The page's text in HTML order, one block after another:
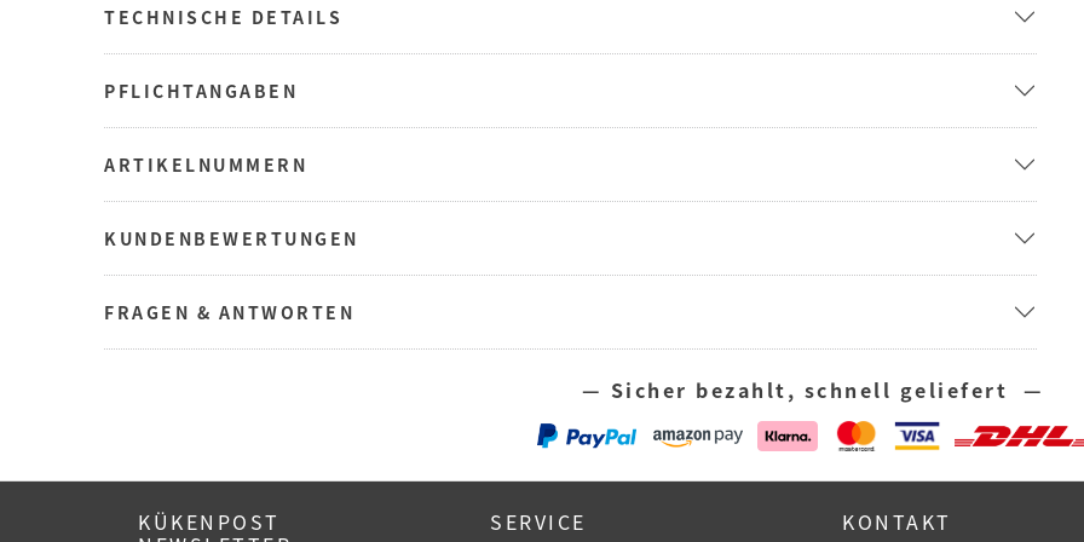
TECHNISCHE DETAILS
PFLICHTANGABEN
ARTIKELNUMMERN
KUNDENBEWERTUNGEN
FRAGEN & ANTWORTEN
— Sicher bezahlt, schnell geliefert —
KÜKENPOST SERVICE KONTAKT